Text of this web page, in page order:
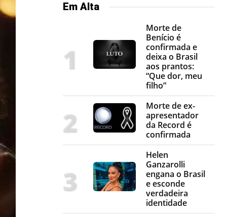
Em Alta
Morte de
Benício é
confirmada e
deixa o Brasil
aos prantos:
“Que dor, meu
filho”
Morte de ex-
apresentador
da Record é
confirmada
Helen
Ganzarolli
engana o Brasil
e esconde
verdadeira
identidade